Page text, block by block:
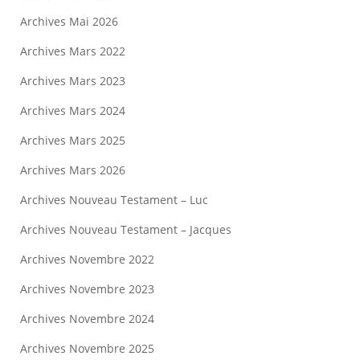
Archives Mai 2026
Archives Mars 2022
Archives Mars 2023
Archives Mars 2024
Archives Mars 2025
Archives Mars 2026
Archives Nouveau Testament – Luc
Archives Nouveau Testament – Jacques
Archives Novembre 2022
Archives Novembre 2023
Archives Novembre 2024
Archives Novembre 2025